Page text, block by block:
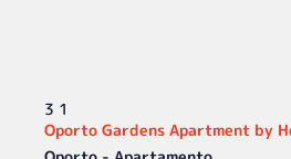
3 1
Oporto Gardens Apartment by